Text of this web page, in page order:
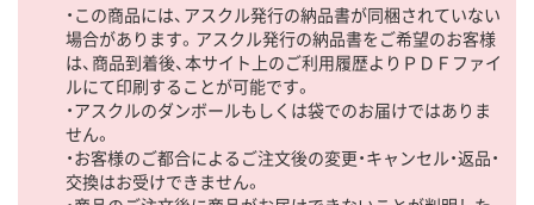
・この商品には、アスクル発行の納品書が同梱されていない
場合があります。アスクル発行の納品書をご希望のお客様
は、商品到着後、本サイト上のご利用履歴よりＰＤＦファイ
ルにて印刷することが可能です。
・アスクルのダンボールもしくは袋でのお届けではありま
せん。
・お客様のご都合によるご注文後の変更・キャンセル・返品・
交換はお受けできません。